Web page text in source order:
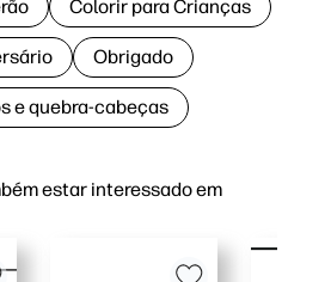
estar interessado em
Colorir para Crianças
Obrigado
e quebra-cabeças